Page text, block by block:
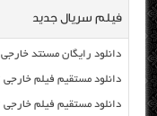
فیلم سریال جدید
دانلود رایگان مسنتد خارجی Britney Ever After 2017 با لینک مستقیم
دانلود مستقیم فیلم خارجی OK Jaanu 2017 از سرور سایت
دانلود مستقیم فیلم خارجی John Wick: Chapter 2 2017 از سرور سایت